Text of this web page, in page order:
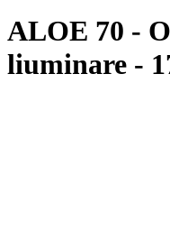
ALOE 70 -
liuminare -